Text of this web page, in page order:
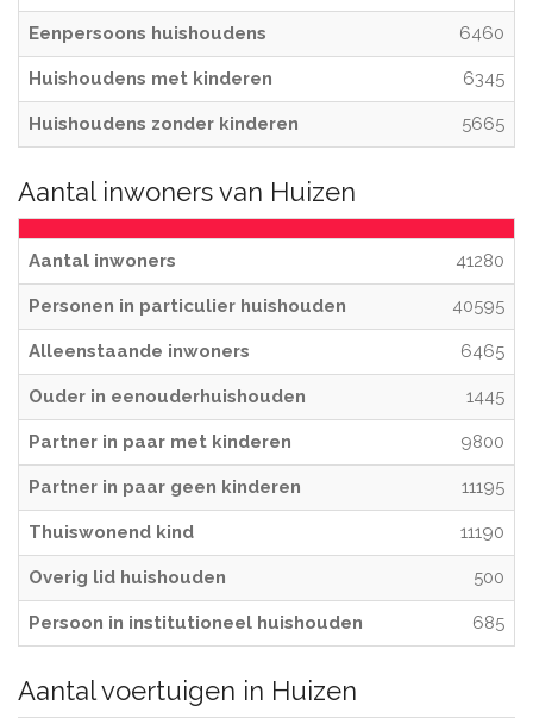
Eenpersoons huishoudens 6460
Huishoudens met kinderen 6345
Huishoudens zonder kinderen 5665
Aantal inwoners van Huizen
Aantal inwoners 41280
Personen in particulier huishouden 40595
Alleenstaande inwoners 6465
Ouder in eenouderhuishouden 1445
Partner in paar met kinderen 9800
Partner in paar geen kinderen 11195
Thuiswonend kind 11190
Overig lid huishouden 500
Persoon in institutioneel huishouden 685
Aantal voertuigen in Huizen